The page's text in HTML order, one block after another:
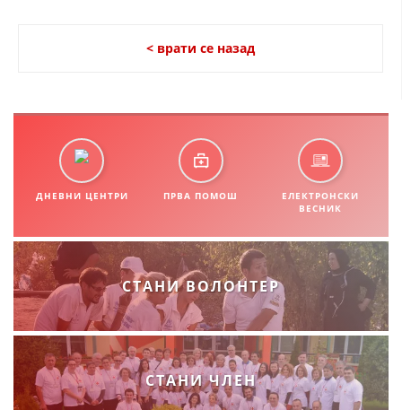
< врати се назад
ДНЕВНИ ЦЕНТРИ ПРВА ПОМОШ
ЕЛЕКТРОНСКИ
ВЕСНИК
СТАНИ ВОЛОНТЕР
СТАНИ ЧЛЕН